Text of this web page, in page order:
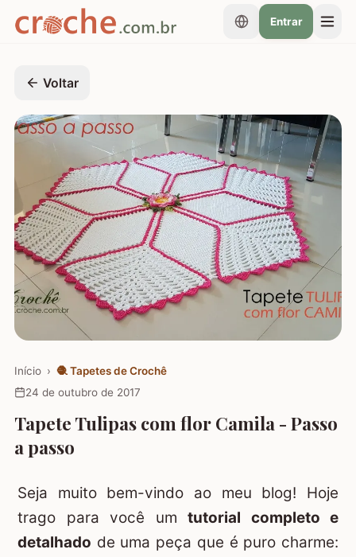
Entrar
Voltar
Início › 🧶 Tapetes de Crochê
24 de outubro de 2017
Tapete Tulipas com flor Camila - Passo
a passo
Seja muito bem-vindo ao meu blog! Hoje
trago para você um tutorial completo e
detalhado de uma peça que é puro charme: